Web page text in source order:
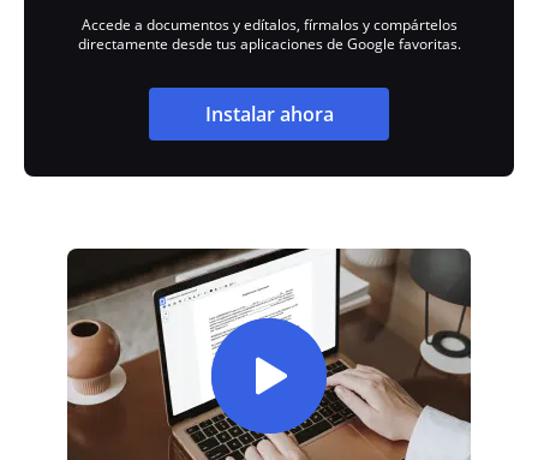
Accede a documentos y edítalos, fírmalos y compártelos
directamente desde tus aplicaciones de Google favoritas.
Instalar ahora